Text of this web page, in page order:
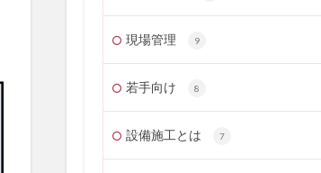
現場管理 9
若手向け 8
設備施工とは 7